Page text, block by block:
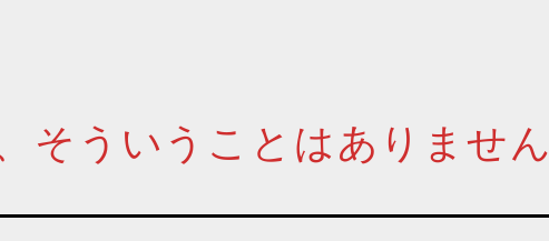
そういうことはありません